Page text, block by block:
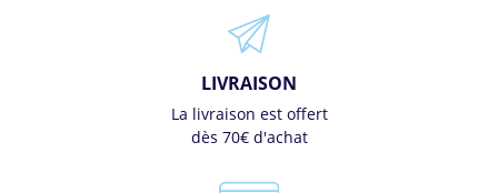
LIVRAISON
La livraison est offert
dès 70€ d'achat